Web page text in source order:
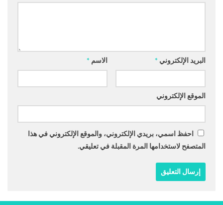
الاسم * البريد الإلكتروني *
الموقع الإلكتروني
احفظ اسمي، بريدي الإلكتروني، والموقع الإلكتروني في هذا
المتصفح لاستخدامها المرة المقبلة في تعليقي.